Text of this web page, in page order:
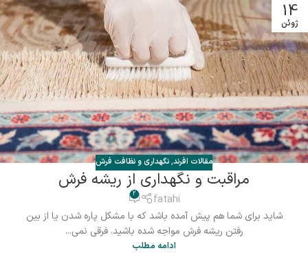
14
ژوئن
مقالات افرند,نگهداری و نظافت فرش
مراقبت و نگهداری از ریشه فرش
fatahi
2
شاید برای شما هم پیش آمده باشد که با مشکل پاره شدن یا از بین
رفتن ریشه فرش مواجه شده باشید. فرقی نمی...
ادامه مطلب